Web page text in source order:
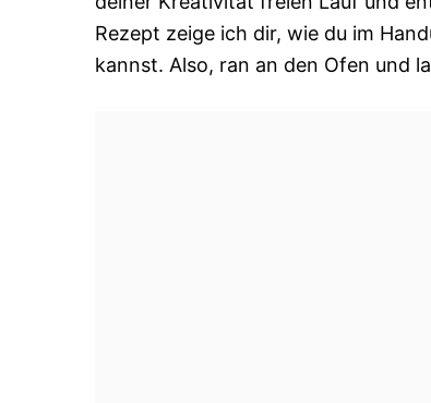
Rezept zeige ich dir, wie du im
kannst. Also, ran an den Ofen und